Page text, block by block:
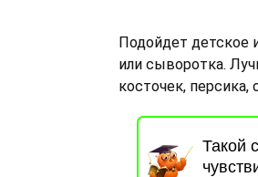
Подойдет детское
или сыворотка.
косточек, персика,
Такой